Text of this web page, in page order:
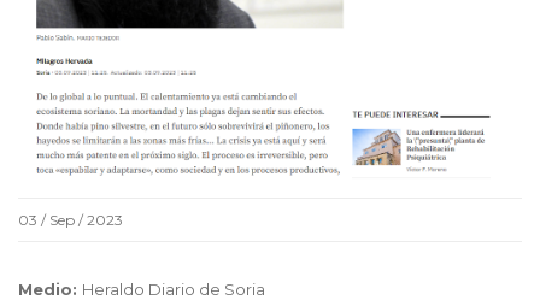
03 / Sep / 2023
Medio: Heraldo Diario de Soria